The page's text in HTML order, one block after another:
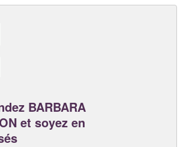
BARBARA
et soyez en